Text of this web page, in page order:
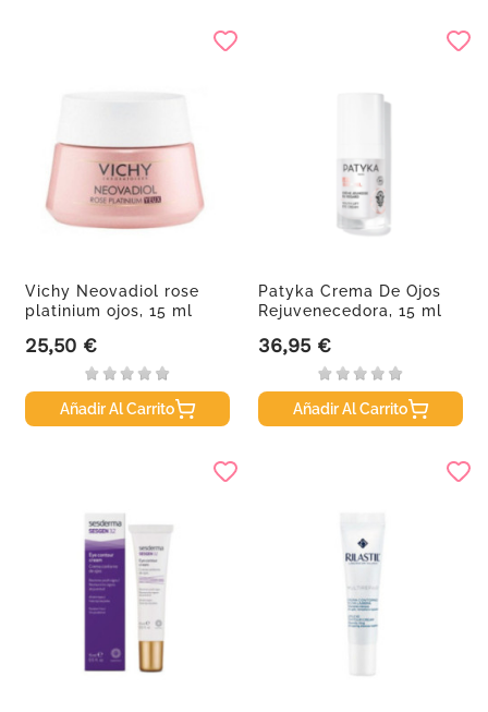
Vichy Neovadiol rose
platinium ojos, 15 ml
Precio
25,50 €
Añadir Al Carrito
Patyka Crema De Ojos
Rejuvenecedora, 15 ml
Precio
36,95 €
Añadir Al Carrito